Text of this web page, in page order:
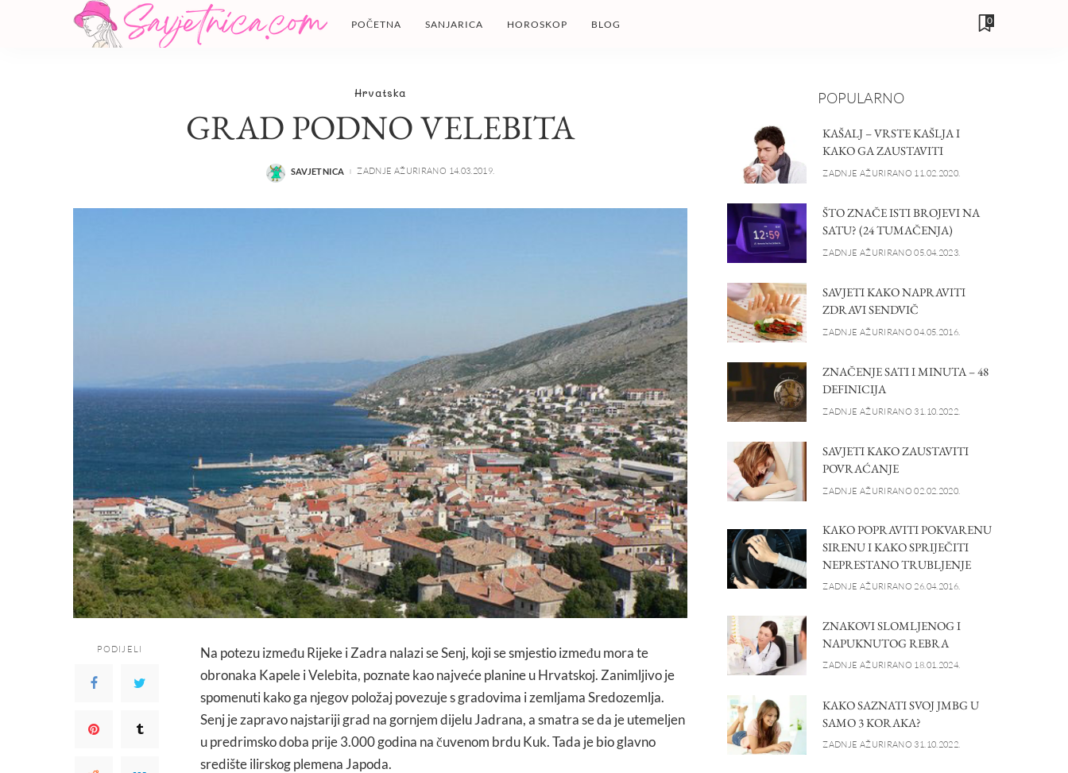
POČETNA SANJARICA HOROSKOP BLOG 0
Hrvatska
GRAD PODNO VELEBITA
POSTED
SAVJETNICA ZADNJE AŽURIRANO 14.03.2019.
PODIJELI
Na potezu između Rijeke i Zadra nalazi se Senj, koji se smjestio između mora te
obronaka Kapele i Velebita, poznate kao najveće planine u Hrvatskoj. Zanimljivo je
spomenuti kako ga njegov položaj povezuje s gradovima i zemljama Sredozemlja.
Senj je zapravo najstariji grad na gornjem dijelu Jadrana, a smatra se da je utemeljen
u predrimsko doba prije 3.000 godina na čuvenom brdu Kuk. Tada je bio glavno
središte ilirskog plemena Japoda.
POPULARNO
KAŠALJ – VRSTE KAŠLJA I
KAKO GA ZAUSTAVITI
ZADNJE AŽURIRANO 11.02.2020.
ŠTO ZNAČE ISTI BROJEVI NA
SATU? (24 TUMAČENJA)
ZADNJE AŽURIRANO 05.04.2023.
SAVJETI KAKO NAPRAVITI
ZDRAVI SENDVIČ
ZADNJE AŽURIRANO 04.05.2016.
ZNAČENJE SATI I MINUTA – 48
DEFINICIJA
ZADNJE AŽURIRANO 31.10.2022.
SAVJETI KAKO ZAUSTAVITI
POVRAĆANJE
ZADNJE AŽURIRANO 02.02.2020.
KAKO POPRAVITI POKVARENU
SIRENU I KAKO SPRIJEČITI
NEPRESTANO TRUBLJENJE
ZADNJE AŽURIRANO 26.04.2016.
ZNAKOVI SLOMLJENOG I
NAPUKNUTOG REBRA
ZADNJE AŽURIRANO 18.01.2024.
KAKO SAZNATI SVOJ JMBG U
SAMO 3 KORAKA?
ZADNJE AŽURIRANO 31.10.2022.